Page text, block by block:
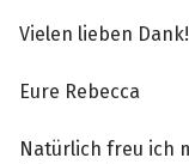
Vielen lieben Dank!
Eure Rebecca
Natürlich freu ich